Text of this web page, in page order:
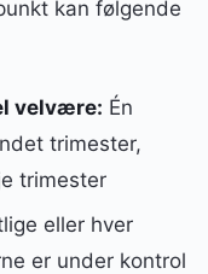
kan følgende
velvære: Én
trimester,
trimester
eller hver
er under kontrol